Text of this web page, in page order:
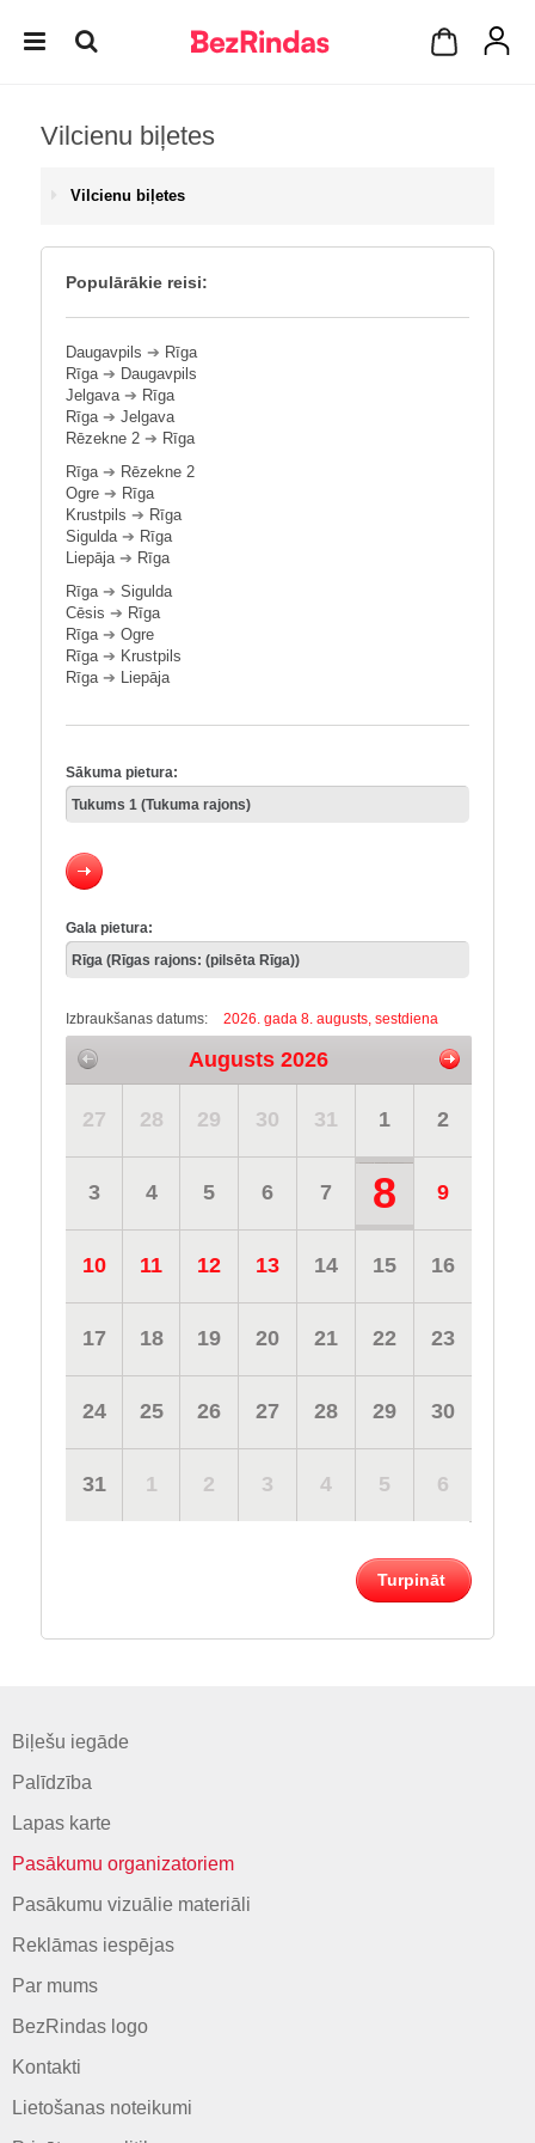
Vilcienu biļetes
Vilcienu biļetes
Populārākie reisi:
Daugavpils ➔ Rīga
Rīga➔ Daugavpils
Jelgava➔ Rīga
Rīga➔ Jelgava
Rēzekne 2 ➔ Rīga
Rīga➔ Rēzekne 2
Ogre ➔ Rīga
Krustpils ➔ Rīga
Sigulda➔ Rīga
Liepāja➔ Rīga
Rīga➔ Sigulda
Cēsis ➔ Rīga
Rīga➔ Ogre
Rīga➔ Krustpils
Rīga➔ Liepāja
Sākuma pietura:
Gala pietura:
Izbraukšanas datums: 2026. gada 8. augusts, sestdiena
Augusts 2026
27 28 29 30 31 1 2
3 4 5 6 7 8 9
10 11 12 13 14 15 16
17 18 19 20 21 22 23
24 25 26 27 28 29 30
31 1 2 3 4 5 6
Turpināt
Biļešu iegāde
Palīdzība
Lapas karte
Pasākumu organizatoriem
Pasākumu vizuālie materiāli
Reklāmas iespējas
Par mums
BezRindas logo
Kontakti
Lietošanas noteikumi